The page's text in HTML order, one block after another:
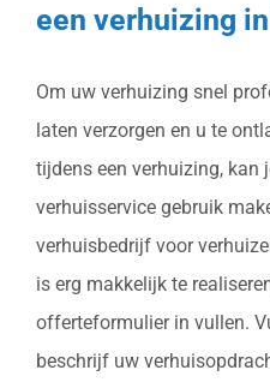
een verhuizing
Om uw verhuizing snel
laten verzorgen en u te
tijdens een verhuizing, kan
verhuisservice gebruik
verhuisbedrijf voor
is erg makkelijk te
offerteformulier in vullen.
beschrijf uw